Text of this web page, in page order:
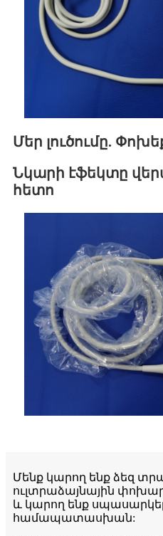
Մեր լուծումը.
Նկարի էֆեկտը
հետո
Մենք կարող ենք ձեզ
ուլտրաձայնային
և կարող ենք
համապատասխան: